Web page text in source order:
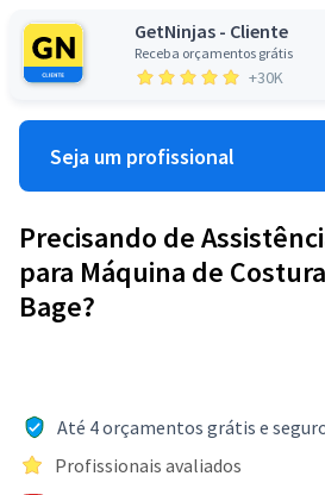
GetNinjas - Cliente
Receba orçamentos grátis
+30K
Seja um profissional
Precisando de
para Máquina de
Bage?
Até 4 orçamentos grátis e
Profissionais avaliados